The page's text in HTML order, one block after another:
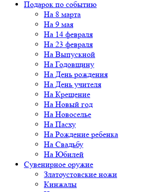
Подарок по событию
На 8 марта
На 9 мая
На 14 февраля
На 23 февраля
На Выпускной
На Годовщину
На День рождения
На День учителя
На Крещение
На Новый год
На Новоселье
На Пасху
На Рождение ребенка
На Свадьбу
На Юбилей
Сувенирное оружие
Златоустовские ножи
Кинжалы